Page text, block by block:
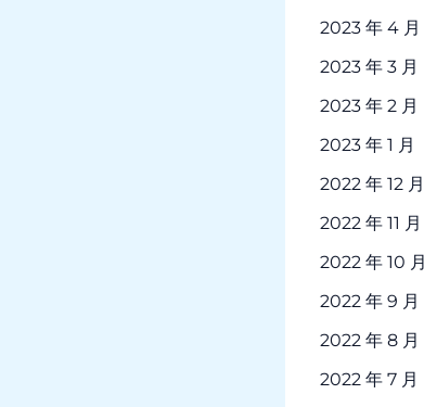
2023 年 4 月
2023 年 3 月
2023 年 2 月
2023 年 1 月
2022 年 12 月
2022 年 11 月
2022 年 10 月
2022 年 9 月
2022 年 8 月
2022 年 7 月